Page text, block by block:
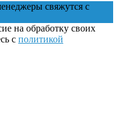
свяжутся с
на обработку своих
с политикой